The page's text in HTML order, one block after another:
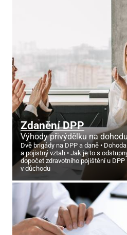
Zdanění DPP
Výhody přivýdělku na dohodu
Dvě brigády na DPP a daně
a pojistný vztah
Jak je to s
dopočet zdravotního pojištění u DPP
v důchodu